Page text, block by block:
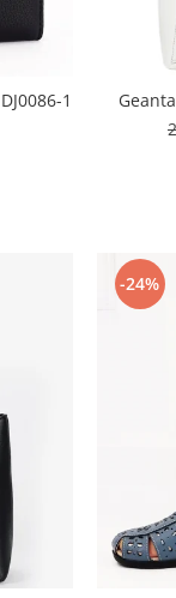
1
-24%